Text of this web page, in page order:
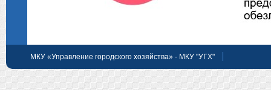
МКУ «Управление городского хозяйства» - МКУ "УГХ"